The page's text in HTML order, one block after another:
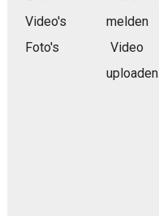
Video's
Foto's
melden
Video
uploaden